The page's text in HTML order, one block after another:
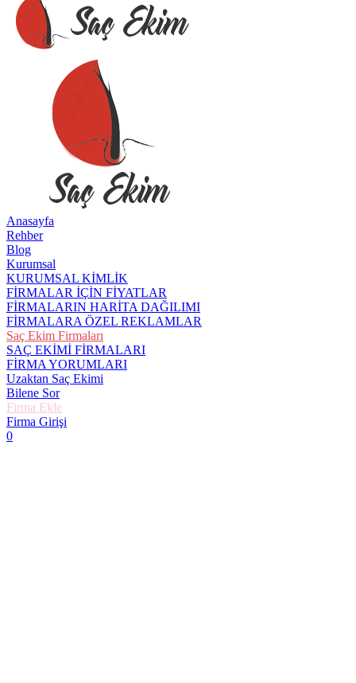
Anasayfa
Rehber
Blog
Kurumsal
KURUMSAL KİMLİK
FİRMALAR İÇİN FİYATLAR
FİRMALARIN HARİTA DAĞILIMI
FİRMALARA ÖZEL REKLAMLAR
Saç Ekim Firmaları
SAÇ EKİMİ FİRMALARI
FİRMA YORUMLARI
Uzaktan Saç Ekimi
Bilene Sor
Firma Ekle
Firma Girişi
0